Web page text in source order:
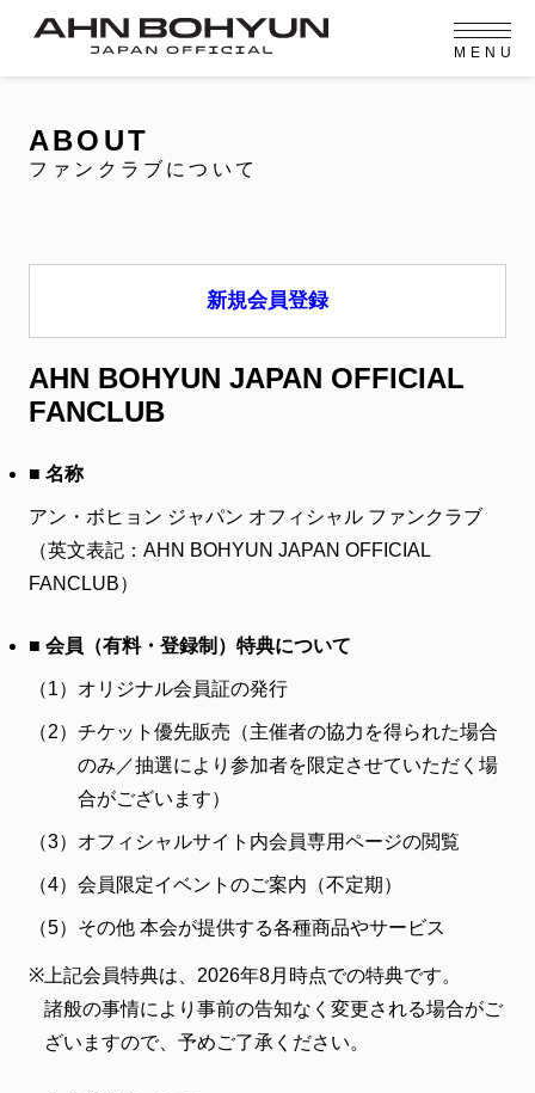
NEWS
EVENT
イベント
MEMBERSHIP
メンバーシップ
FANCLUB
ファンクラブ
FC NEWS
VIDEO
GALLERY
ギャラリー
CONTACT
お問い合わせ
OFFICIAL MENU
FC NEWS VIDEO GALLERY
M E N U
ABOUT
ファンクラブについて
新規会員登録
AHN BOHYUN JAPAN OFFICIAL
FANCLUB
■ 名称
アン・ボヒョン ジャパン オフィシャル ファンクラブ
（英文表記：AHN BOHYUN JAPAN OFFICIAL
FANCLUB）
■ 会員（有料・登録制）特典について
（1） オリジナル会員証の発行
（2） チケット優先販売（主催者の協力を得られた場合
のみ／抽選により参加者を限定させていただく場
合がございます）
（3） オフィシャルサイト内会員専用ページの閲覧
（4） 会員限定イベントのご案内（不定期）
（5） その他 本会が提供する各種商品やサービス
※ 上記会員特典は、2026年8月時点での特典です。
諸般の事情により事前の告知なく変更される場合がご
ざいますので、予めご了承ください。